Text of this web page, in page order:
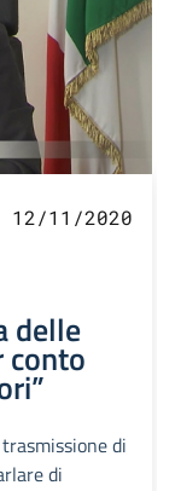
12/11/2020
delle
conto
di
di